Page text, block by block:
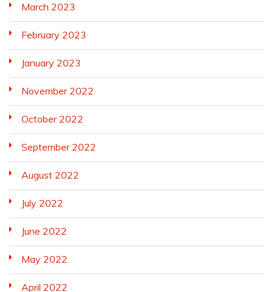
March 2023
February 2023
January 2023
November 2022
October 2022
September 2022
August 2022
July 2022
June 2022
May 2022
April 2022